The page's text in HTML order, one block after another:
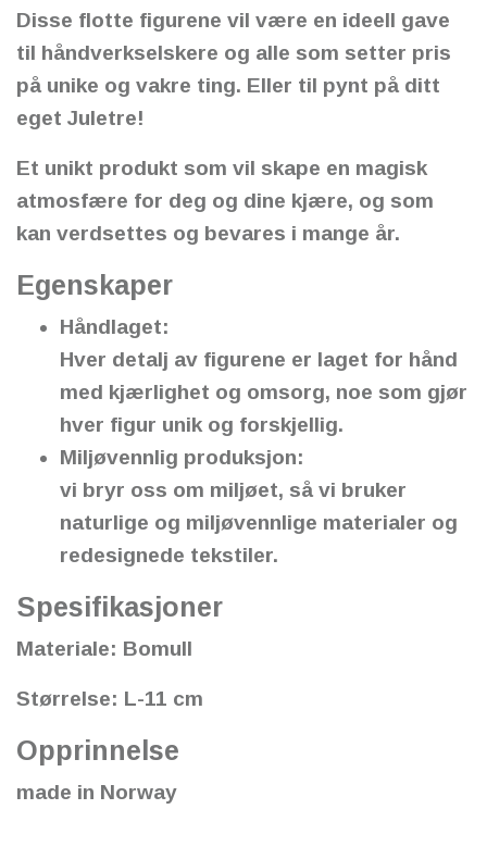
Disse flotte figurene vil være en ideell gave
til håndverkselskere og alle som setter pris
på unike og vakre ting. Eller til pynt på ditt
eget Juletre!
Et unikt produkt som vil skape en magisk
atmosfære for deg og dine kjære, og som
kan verdsettes og bevares i mange år.
Egenskaper
Håndlaget:
Hver detalj av figurene er laget for hånd
med kjærlighet og omsorg, noe som gjør
hver figur unik og forskjellig.
Miljøvennlig produksjon:
vi bryr oss om miljøet, så vi bruker
naturlige og miljøvennlige materialer og
redesignede tekstiler.
Spesifikasjoner
Materiale: Bomull
Størrelse: L-11 cm
Opprinnelse
made in Norway